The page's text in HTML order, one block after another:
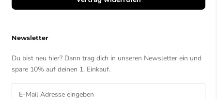
Newsletter
Du bist neu hier? Dann trag dich in unseren Newsletter ein und
spare 10% auf deinen 1. Einkauf.